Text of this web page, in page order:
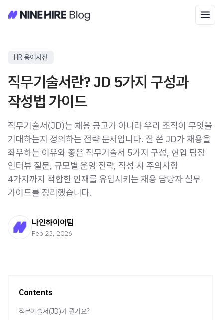
HR 용어사전
직무기술서란? JD 5가지 구성과
작성법 가이드
직무기술서(JD)는 채용 공고가 아니라 우리 조직이 무엇을
기대하는지 정의하는 전략 문서입니다. 잘 쓴 JD가 채용을
좌우하는 이유와 좋은 직무기술서 5가지 구성, 현업 팀장
인터뷰 질문, 규모별 운영 전략, 작성 시 주의사항
4가지까지 적합한 인재를 유입시키는 채용 담당자 실무
가이드를 정리했습니다.
나인하이어팀
Feb 23, 2026
Contents
직무기술서(JD)가 뭔가요?